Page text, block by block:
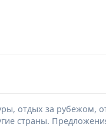
отдых за
страны.